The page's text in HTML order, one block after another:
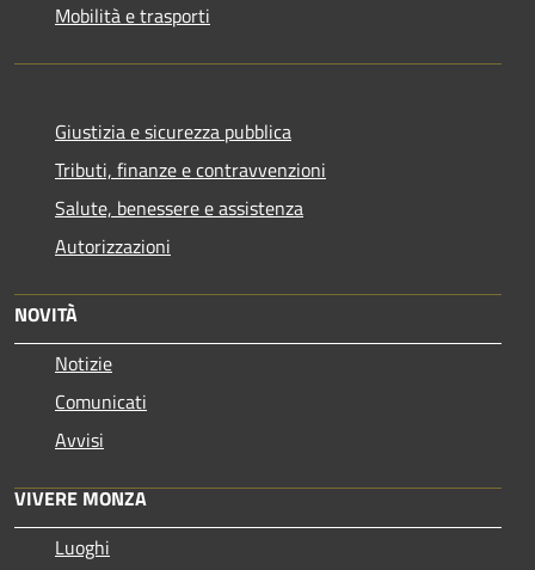
Mobilità e trasporti
Giustizia e sicurezza pubblica
Tributi, finanze e contravvenzioni
Salute, benessere e assistenza
Autorizzazioni
NOVITÀ
Notizie
Comunicati
Avvisi
VIVERE MONZA
Luoghi